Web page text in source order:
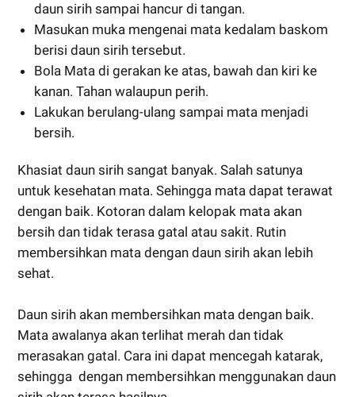
daun sirih sampai hancur di tangan.
Masukan muka mengenai mata kedalam baskom
berisi daun sirih tersebut.
Bola Mata di gerakan ke atas, bawah dan kiri ke
kanan. Tahan walaupun perih.
Lakukan berulang-ulang sampai mata menjadi
bersih.
Khasiat daun sirih sangat banyak. Salah satunya
untuk kesehatan mata. Sehingga mata dapat terawat
dengan baik. Kotoran dalam kelopak mata akan
bersih dan tidak terasa gatal atau sakit. Rutin
membersihkan mata dengan daun sirih akan lebih
sehat.
Daun sirih akan membersihkan mata dengan baik.
Mata awalanya akan terlihat merah dan tidak
merasakan gatal. Cara ini dapat mencegah katarak,
sehingga dengan membersihkan menggunakan daun